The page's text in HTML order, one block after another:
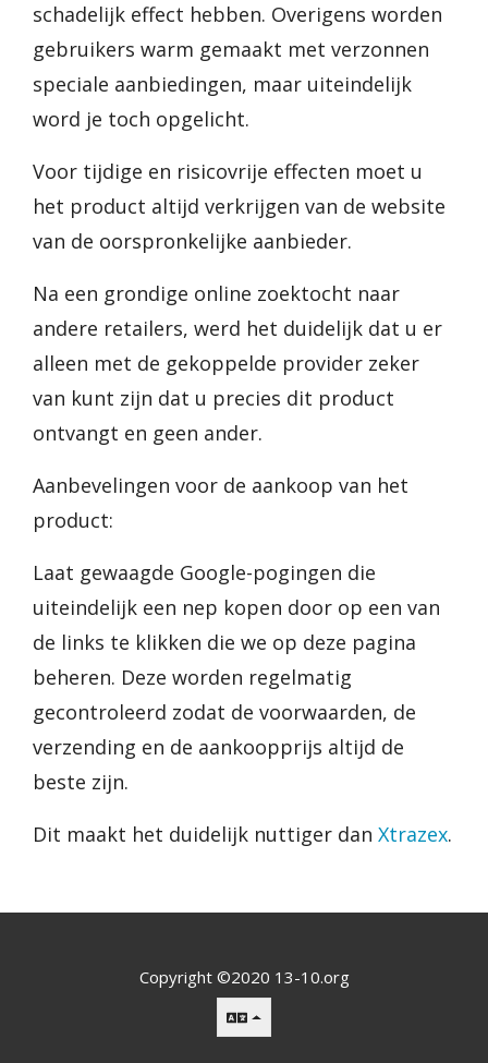
schadelijk effect hebben. Overigens worden
gebruikers warm gemaakt met verzonnen
speciale aanbiedingen, maar uiteindelijk
word je toch opgelicht.
Voor tijdige en risicovrije effecten moet u
het product altijd verkrijgen van de website
van de oorspronkelijke aanbieder.
Na een grondige online zoektocht naar
andere retailers, werd het duidelijk dat u er
alleen met de gekoppelde provider zeker
van kunt zijn dat u precies dit product
ontvangt en geen ander.
Aanbevelingen voor de aankoop van het
product:
Laat gewaagde Google-pogingen die
uiteindelijk een nep kopen door op een van
de links te klikken die we op deze pagina
beheren. Deze worden regelmatig
gecontroleerd zodat de voorwaarden, de
verzending en de aankoopprijs altijd de
beste zijn.
Dit maakt het duidelijk nuttiger dan Xtrazex.
Copyright ©2020 13-10.org